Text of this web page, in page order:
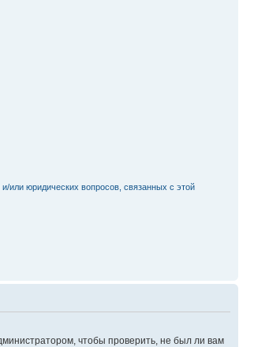
или юридических вопросов, связанных с этой
чтобы проверить, не был ли вам